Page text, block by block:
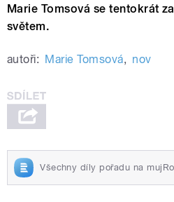
Marie Tomsová se tentokrát
světem.
autoři: Marie Tomsová, nov
Všechny díly pořadu na